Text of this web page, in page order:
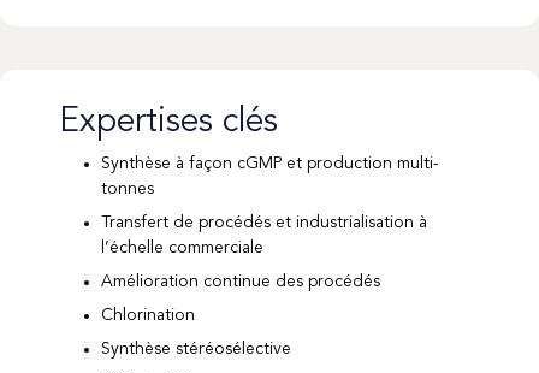
Expertises clés
Synthèse à façon cGMP et production multi-
tonnes
Transfert de procédés et industrialisation à
l’échelle commerciale
Amélioration continue des procédés
Chlorination
Synthèse stéréosélective